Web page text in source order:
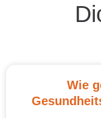
Wie